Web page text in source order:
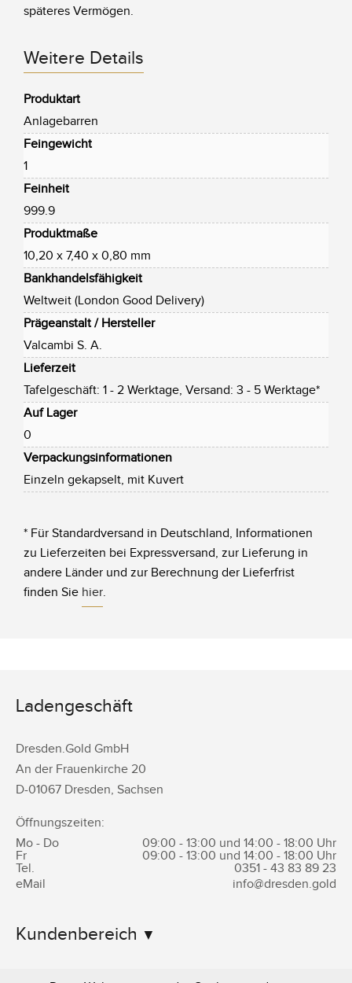
späteres Vermögen.
Weitere Details
Produktart
Anlagebarren
Feingewicht
1
Feinheit
999.9
Produktmaße
10,20 x 7,40 x 0,80 mm
Bankhandelsfähigkeit
Weltweit (London Good Delivery)
Prägeanstalt / Hersteller
Valcambi S. A.
Lieferzeit
Tafelgeschäft: 1 - 2 Werktage, Versand: 3 - 5 Werktage*
Auf Lager
0
Verpackungsinformationen
Einzeln gekapselt, mit Kuvert
* Für Standardversand in Deutschland, Informationen
zu Lieferzeiten bei Expressversand, zur Lieferung in
andere Länder und zur Berechnung der Lieferfrist
finden Sie hier.
Ladengeschäft
Dresden.Gold GmbH
An der Frauenkirche 20
D-01067 Dresden, Sachsen
Öffnungszeiten:
Mo - Do
09:00 - 13:00 und 14:00 - 18:00 Uhr
Fr
09:00 - 13:00 und 14:00 - 18:00 Uhr
Tel.
0351 - 43 83 89 23
eMail
info@dresden.gold
Kundenbereich